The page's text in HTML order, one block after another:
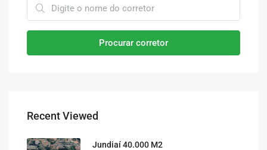
Procurar corretor
Recent Viewed
Jundiaí 40.000 M2